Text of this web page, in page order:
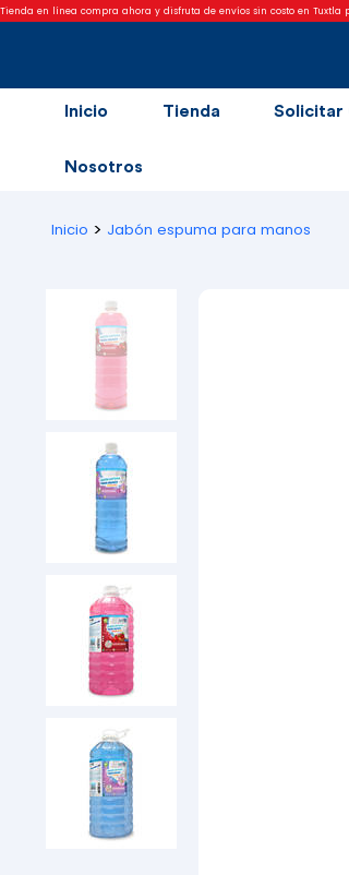
Tienda en línea compra ahora y disfruta de envíos sin costo en Tuxtla
Inicio Tienda Solicitar
Nosotros
Inicio > Jabón espuma para manos